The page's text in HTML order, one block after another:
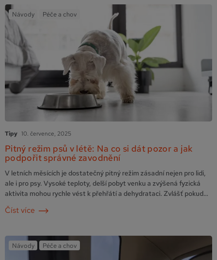
Návody Péče a chov
Tipy 10. července, 2025
Pitný režim psů v létě: Na co si dát pozor a jak
podpořit správné zavodnění
V letních měsících je dostatečný pitný režim zásadní nejen pro lidi,
ale i pro psy. Vysoké teploty, delší pobyt venku a zvýšená fyzická
aktivita mohou rychle vést k přehřátí a dehydrataci. Zvlášť pokud
pes pije málo nebo jen občas. Prevence je přitom snadná, stačí
myslet na pár základních pravidel. Kolik by měl pes denně vypít? …
Číst více
Návody Péče a chov